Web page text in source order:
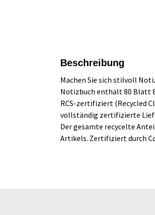
Beschreibung
Machen Sie sich stilvoll
Notizbuch enthält 80 Blatt
RCS-zertifiziert (Recycled
vollständig zertifizierte
Der gesamte recycelte
Artikels. Zertifiziert durch